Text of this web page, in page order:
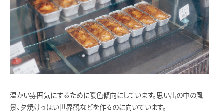
温かい雰囲気にするために暖色傾向にしています。思い出の中の風
景、夕焼けっぽい世界観などを作るのに向いています。